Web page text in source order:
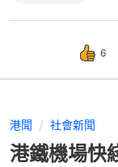
6
港聞 社會新聞
港鐵機場快